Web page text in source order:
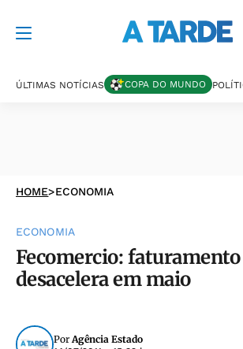
ÚLTIMAS NOTÍCIAS COPA DO MUNDO
HOME>ECONOMIA
ECONOMIA
Fecomercio:
desacelera em maio
PorAgência Estado